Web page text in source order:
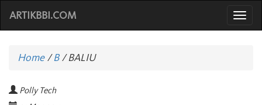
ARTIKBBI.COM
Home/B /BALIU
Polly Tech